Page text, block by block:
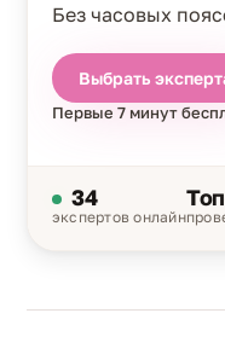
Без часовых
Выбрать
Первые 7 минут
34
экспертов онлайн